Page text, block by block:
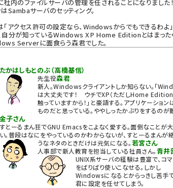
社内のファイルサーバの管理を任されることになりまし
Sambaサーバのセッティング。
アクセス許可の設定なら、Windowsからでもできるわよ
自分が知っているWindows XP Home Editionとはまった
Serverに面食らう森君でした。
たかはしもとのぶ（高橋基信）
先生役森君
新人。Windowsクライアントしか知らない。「
は大丈夫です！ ウチでXP（ただしHome Edition
触っていますから！」と豪語する。アプリケーション
ものだと思っている。ややしったかぶりをするのが
金子さん
すとーるまん狂でGNU Emacsをこよなく愛する。面倒なことが
い。普段はなにをやっているのかわからないが、すとーるまんが
うなネタのときだけは元気になる。若宮さん
人事部で新人教育を担当している社員さん。青井
UNIX系サーバの経験は豊富で、コ
をばりばり使いこなせる。しかし
Windowsになるとからっきし苦手
君に設定を任せてしまう。